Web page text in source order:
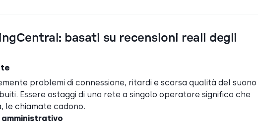
basati su recensioni reali degli
problemi di connessione, ritardi e scarsa qualità del suono
Essere ostaggi di una rete a singolo operatore significa che
le chiamate cadono.